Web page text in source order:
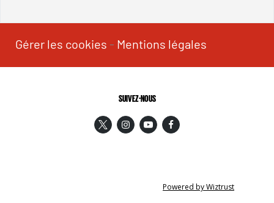
Gérer les cookies - Mentions légales
SUIVEZ-NOUS
Powered by Wiztrust